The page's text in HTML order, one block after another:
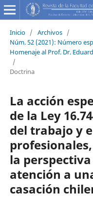
Inicio / Archivos /
Núm. 52 (2021): Número
Homenaje al Prof. Dr.
/
Doctrina
La acción
de la Ley
del trabajo y
la
atención a
casación